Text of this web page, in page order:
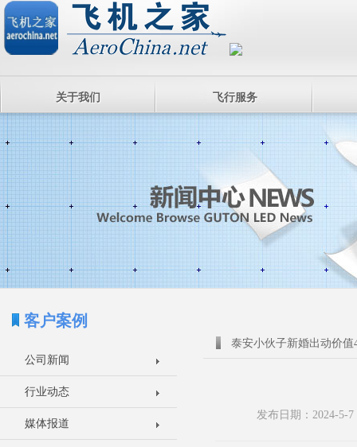
关于我们 飞行服务
客户案例
公司新闻
行业动态
媒体报道
泰安小伙子新婚出动价值
发布日期：2024-5-